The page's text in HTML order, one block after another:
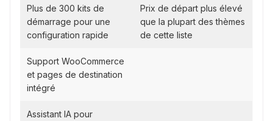
Plus de 300 kits de
démarrage pour une
configuration rapide
Prix de départ plus élevé
que la plupart des thèmes
de cette liste
Support WooCommerce
et pages de destination
intégré
Assistant IA pour